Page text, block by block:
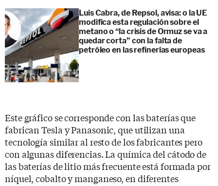
Luis Cabra, de Repsol, avisa: o la UE
modifica esta regulación sobre el
metano o “la crisis de Ormuz se va a
quedar corta” con la falta de
petróleo en las refinerías europeas
Este gráfico se corresponde con las baterías que
fabrican Tesla y Panasonic, que utilizan una
tecnología similar al resto de los fabricantes pero
con algunas diferencias. La química del cátodo de
las baterías de litio más frecuente está formada por
níquel, cobalto y manganeso, en diferentes